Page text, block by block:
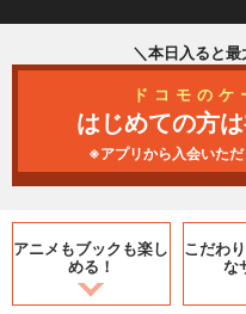
＼本日入ると最
ドコモの
はじめての方
※アプリから入会いた
アニメもブックも楽し
める！
こだわ
な